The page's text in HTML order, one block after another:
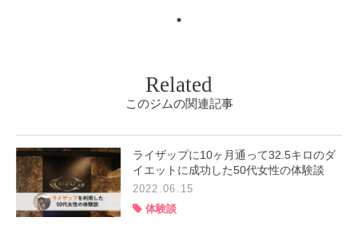
Related
このジムの関連記事
ライザップに10ヶ月通って32.5キロのダ
イエットに成功した50代女性の体験談
2022.06.15
体験談